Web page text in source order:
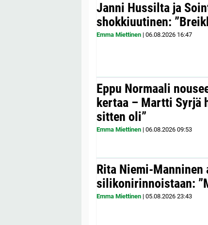
Janni Hussilta ja
shokkiuutinen:
Emma Miettinen | 06.08.2026 16:47
Eppu Normaali
kertaa – Martti Syrjä
sitten oli”
Emma Miettinen | 06.08.2026 09:53
Rita Niemi-Manninen
silikonirinnoistaan:
Emma Miettinen | 05.08.2026 23:43